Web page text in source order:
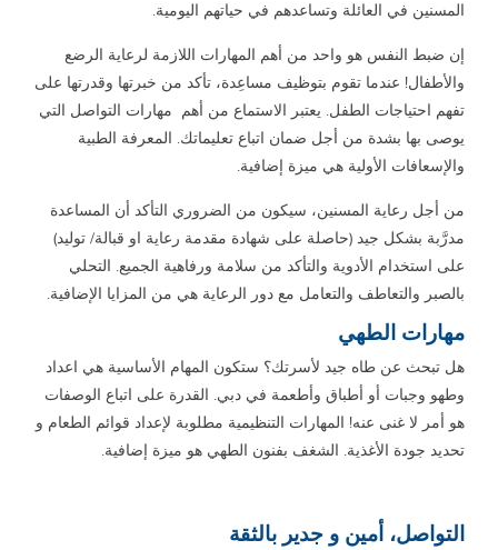
المسنين في العائلة وتساعدهم في حياتهم اليومية.
إن ضبط النفس هو واحد من أهم المهارات اللازمة لرعاية الرضع
والأطفال! عندما تقوم بتوظيف مساعِدة، تأكد من خبرتها وقدرتها على
تفهم احتياجات الطفل. يعتبر الاستماع من أهم مهارات التواصل التي
يوصى بها بشدة من أجل ضمان اتباع تعليماتك. المعرفة الطبية
والإسعافات الأولية هي ميزة إضافية.
من أجل رعاية المسنين، سيكون من الضروري التأكد أن المساعدة
مدرَّبة بشكل جيد (حاصلة على شهادة مقدمة رعاية او قبالة/ توليد)
على استخدام الأدوية والتأكد من سلامة ورفاهية الجميع. التحلي
بالصبر والتعاطف والتعامل مع دور الرعاية هي من المزايا الإضافية.
مهارات الطهي
هل تبحث عن طاه جيد لأسرتك؟ ستكون المهام الأساسية هي اعداد
وطهو وجبات أو أطباق وأطعمة في دبي. القدرة على اتباع الوصفات
هو أمر لا غنى عنه! المهارات التنظيمية مطلوبة لإعداد قوائم الطعام و
تحديد جودة الأغذية. الشغف بفنون الطهي هو ميزة إضافية.
التواصل، أمين و جدير بالثقة